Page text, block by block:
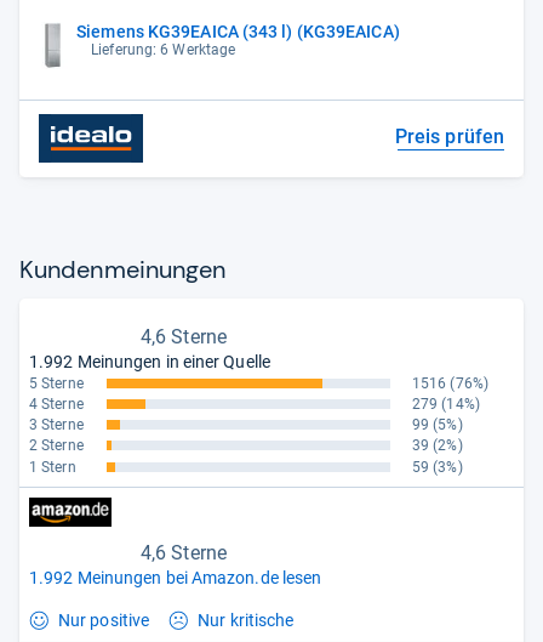
Siemens KG39EAICA (343 l) (KG39EAICA)
Lieferung: 6 Werktage
Preis prüfen
Kun­den­mei­nun­gen
4,6 Sterne
1.992 Meinungen in einer Quelle
5 Sterne 1516 (76%)
4 Sterne
279 (14%)
3 Sterne
99 (5%)
2 Sterne
39 (2%)
1 Stern
59 (3%)
4,6 Sterne
1.992 Meinungen bei Amazon.de lesen
Nur positive Nur kritische